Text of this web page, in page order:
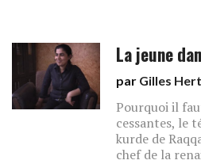
La jeune
par Gilles
Pourquoi il
cessantes, le
kurde de
chef de la